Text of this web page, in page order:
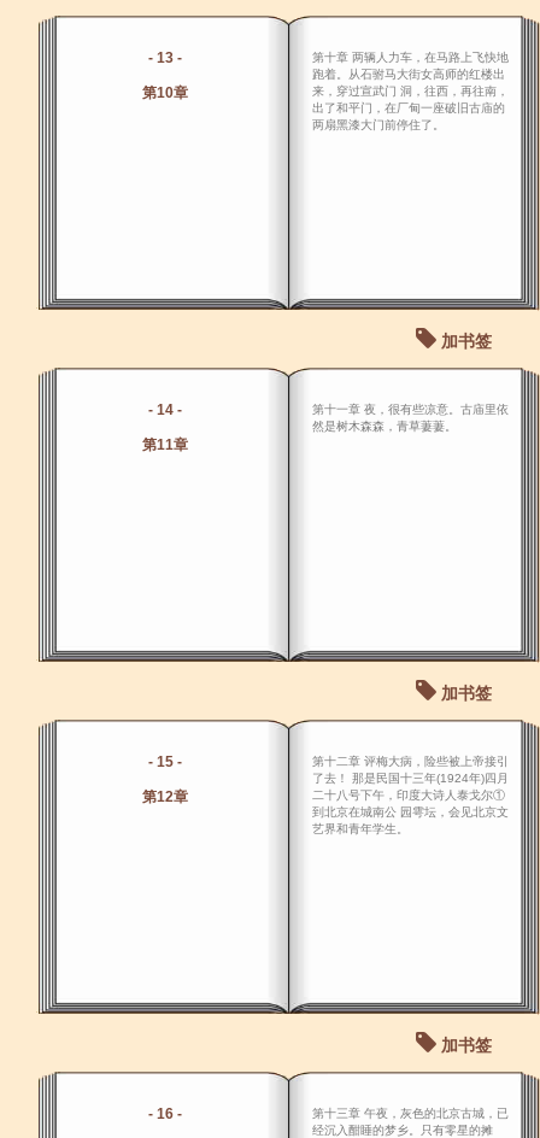
- 13 -
第10章
第十章 两辆人力车，在马路上飞快地
跑着。从石驸马大街女高师的红楼出
来，穿过宣武门 洞，往西，再往南，
出了和平门，在厂甸一座破旧古庙的
两扇黑漆大门前停住了。
加书签
- 14 -
第11章
第十一章 夜，很有些凉意。古庙里依
然是树木森森，青草萋萋。
加书签
- 15 -
第12章
第十二章 评梅大病，险些被上帝接引
了去！ 那是民国十三年(1924年)四月
二十八号下午，印度大诗人泰戈尔①
到北京在城南公 园雩坛，会见北京文
艺界和青年学生。
加书签
- 16 -
第十三章 午夜，灰色的北京古城，已
经沉入酣睡的梦乡。只有零星的摊